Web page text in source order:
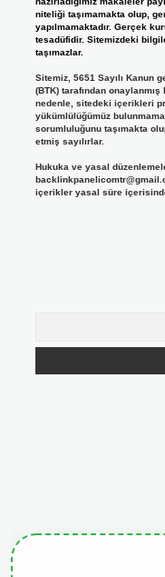
niteliği taşımamakta olup,
yapılmamaktadır. Gerçek
tesadüfidir. Sitemizdeki
taşımazlar.
Sitemiz, 5651 Sayılı Kanun
(BTK) tarafından
nedenle, sitedeki içerikleri
yükümlülüğümüz
sorumluluğunu taşımakta
etmiş sayılırlar.
Hukuka ve yasal
içerikler yasal süre